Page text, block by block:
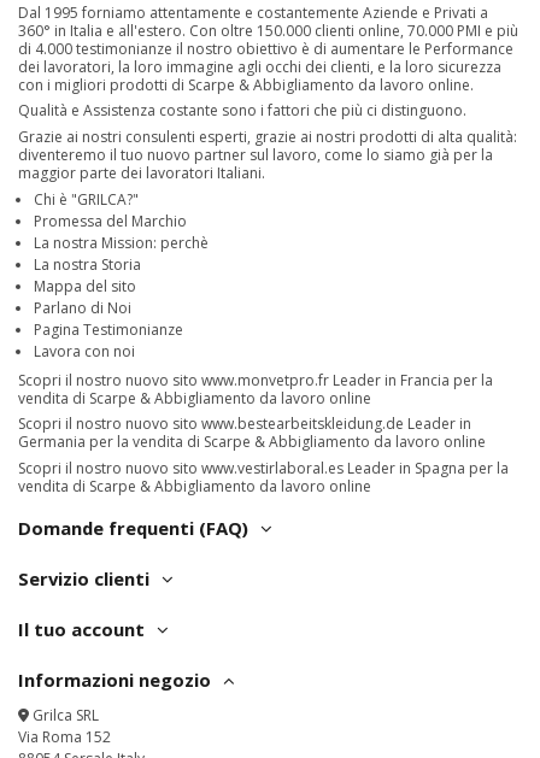
Dal 1995 forniamo attentamente e costantemente Aziende e Privati a
360° in Italia e all'estero. Con oltre 150.000 clienti online, 70.000 PMI e più
di 4.000 testimonianze il nostro obiettivo è di aumentare le Performance
dei lavoratori, la loro immagine agli occhi dei clienti, e la loro sicurezza
con i migliori prodotti di Scarpe & Abbigliamento da lavoro online.
Qualità e Assistenza costante sono i fattori che più ci distinguono.
Grazie ai nostri consulenti esperti, grazie ai nostri prodotti di alta qualità:
diventeremo il tuo nuovo partner sul lavoro, come lo siamo già per la
maggior parte dei lavoratori Italiani.
Chi è "GRILCA?"
Promessa del Marchio
La nostra Mission: perchè
La nostra Storia
Mappa del sito
Parlano di Noi
Pagina Testimonianze
Lavora con noi
Scopri il nostro nuovo sito www.monvetpro.fr Leader in Francia per la
vendita di Scarpe & Abbigliamento da lavoro online
Scopri il nostro nuovo sito www.bestearbeitskleidung.de Leader in
Germania per la vendita di Scarpe & Abbigliamento da lavoro online
Scopri il nostro nuovo sito www.vestirlaboral.es Leader in Spagna per la
vendita di Scarpe & Abbigliamento da lavoro online
Domande frequenti (FAQ)
Servizio clienti
Il tuo account
Informazioni negozio
Grilca SRL
Via Roma 152